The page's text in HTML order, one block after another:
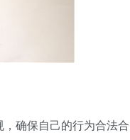
确保自己的行为合法合